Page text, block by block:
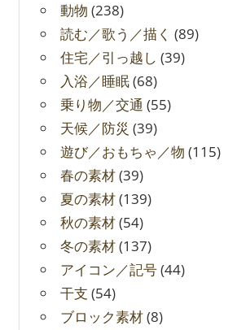
動物 (238)
読む／歌う／描く (89)
住宅／引っ越し (39)
入浴／睡眠(68)
乗り物／交通 (55)
天候／防災 (39)
遊び／おもちゃ／物 (115)
春の素材(39)
夏の素材(139)
秋の素材(54)
冬の素材(137)
アイコン／記号(44)
干支 (54)
ブロック素材(8)